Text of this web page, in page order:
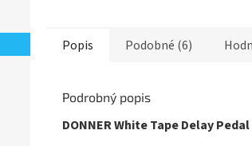
Popis Podobné (6)
Podrobný popis
DONNER White Tape Delay Pedal